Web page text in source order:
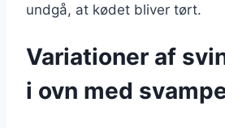
undgå, at kødet bliver tørt.
Variationer af
i ovn med